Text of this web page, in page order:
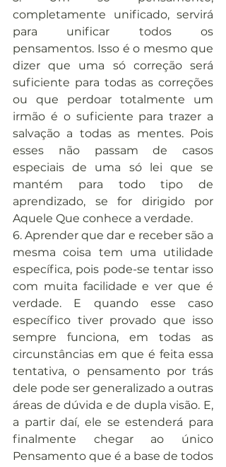
completamente unificado, servirá
para unificar todos os
pensamentos. Isso é o mesmo que
dizer que uma só correção será
suficiente para todas as correções
ou que perdoar totalmente um
irmão é o suficiente para trazer a
salvação a todas as mentes. Pois
esses não passam de casos
especiais de uma só lei que se
mantém para todo tipo de
aprendizado, se for dirigido por
Aquele Que conhece a verdade.
6. Aprender que dar e receber são a
mesma coisa tem uma utilidade
específica, pois pode-se tentar isso
com muita facilidade e ver que é
verdade. E quando esse caso
específico tiver provado que isso
sempre funciona, em todas as
circunstâncias em que é feita essa
tentativa, o pensamento por trás
dele pode ser generalizado a outras
áreas de dúvida e de dupla visão. E,
a partir daí, ele se estenderá para
finalmente chegar ao único
Pensamento que é a base de todos